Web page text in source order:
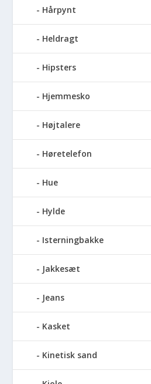
Hårpynt
Heldragt
Hipsters
Hjemmesko
Højtalere
Høretelefon
Hue
Hylde
Isterningbakke
Jakkesæt
Jeans
Kasket
Kinetisk sand